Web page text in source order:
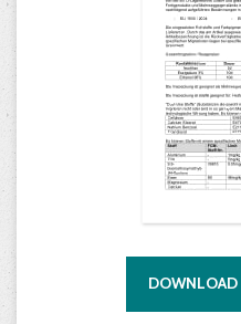
DOWNLOAD